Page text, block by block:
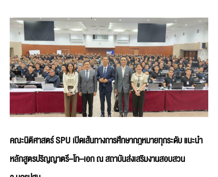
คณะนิติศาสตร์ SPU เปิดเส้นทางการศึกษากฎหมายทุกระดับ แนะนำ
หลักสูตรปริญญาตรี–โท–เอก ณ สถาบันส่งเสริมงานสอบสวน